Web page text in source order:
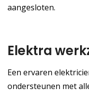
aangesloten.
Elektra
Een ervaren
ondersteunen met